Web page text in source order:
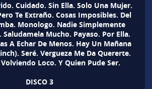
Cuidado. Sin Ella. Solo Una Mujer.
Te Extraño. Cosas Imposibles. Del
Monologo. Nadie Simplemente
Saludamela Mucho. Payaso. Por Ella.
A Echar De Menos. Hay Un Mañana
Seré. Vergueza Me Da Quererte.
Loco. Y Quien Pude Ser.
DISCO 3